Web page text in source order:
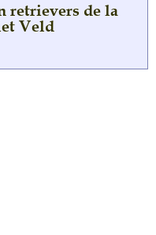
retrievers de la
Veld